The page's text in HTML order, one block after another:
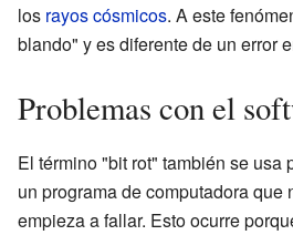
los rayos cósmicos. A este
blando" y es diferente de un error
Problemas con el
El término "bit rot" también se usa
un programa de computadora que
empieza a fallar. Esto ocurre